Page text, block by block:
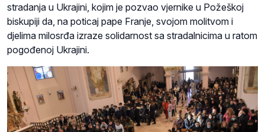
stradanja u Ukrajini, kojim je pozvao vjernike u Požeškoj
biskupiji da, na poticaj pape Franje, svojom molitvom i
djelima milosrđa izraze solidarnost sa stradalnicima u ratom
pogođenoj Ukrajini.